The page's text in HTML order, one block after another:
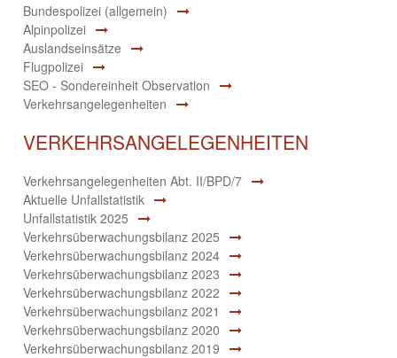
Bundespolizei (allgemein)
Alpinpolizei
Auslandseinsätze
Flugpolizei
SEO - Sondereinheit Observation
Verkehrsangelegenheiten
VERKEHRSANGELEGENHEITEN
Verkehrsangelegenheiten Abt. II/BPD/7
Aktuelle Unfallstatistik
Unfallstatistik 2025
Verkehrsüberwachungsbilanz 2025
Verkehrsüberwachungsbilanz 2024
Verkehrsüberwachungsbilanz 2023
Verkehrsüberwachungsbilanz 2022
Verkehrsüberwachungsbilanz 2021
Verkehrsüberwachungsbilanz 2020
Verkehrsüberwachungsbilanz 2019